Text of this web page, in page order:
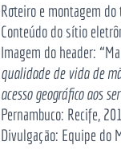
Roteiro e montagem
Conteúdo do sítio
Imagem do header:
qualidade de vida de
acesso geográfico aos
Pernambuco: Recife,
Divulgação: Equipe do